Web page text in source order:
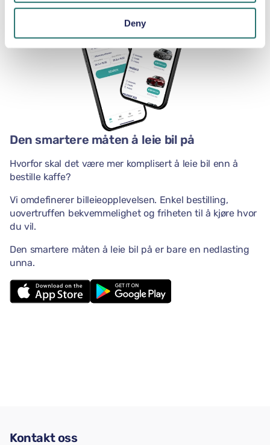
Deny
Den smartere måten å leie bil på
Hvorfor skal det være mer komplisert å leie bil enn å
bestille kaffe?
Vi omdefinerer billeieopplevelsen. Enkel bestilling,
uovertruffen bekvemmelighet og friheten til å kjøre hvor
du vil.
Den smartere måten å leie bil på er bare en nedlasting
unna.
Kontakt oss